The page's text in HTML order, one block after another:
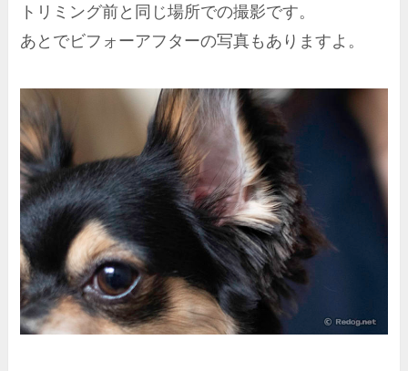
トリミング前と同じ場所での撮影です。
あとでビフォーアフターの写真もありますよ。